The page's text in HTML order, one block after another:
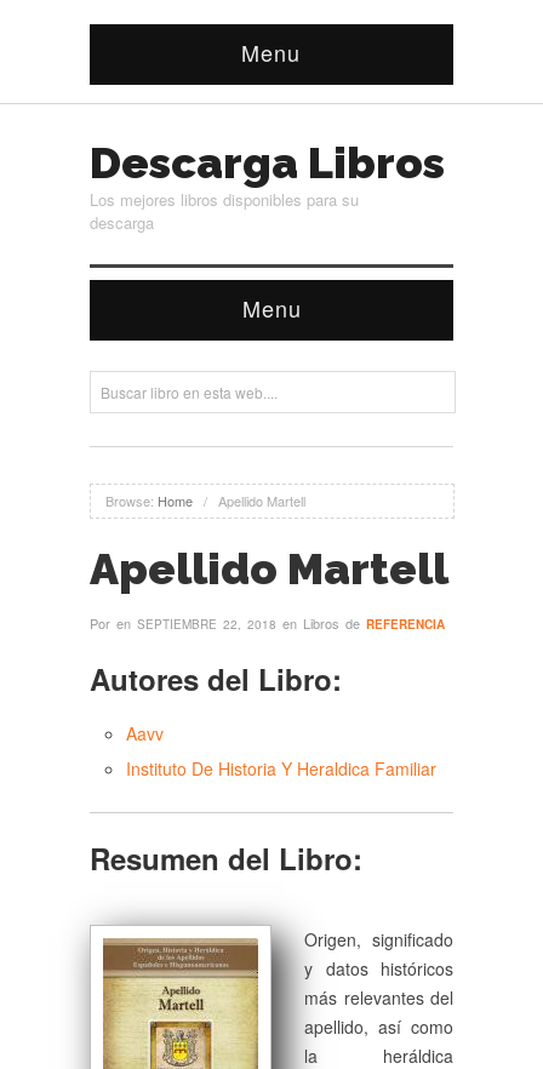
Menu
Descarga Libros
Los mejores libros disponibles para su
descarga
Menu
Browse: Home / Apellido Martell
Apellido Martell
Por en SEPTIEMBRE 22, 2018 en Libros de REFERENCIA
Autores del Libro:
Aavv
Instituto De Historia Y Heraldica Familiar
Resumen del Libro:
Origen, significado
y datos históricos
más relevantes del
apellido, así como
la heráldica